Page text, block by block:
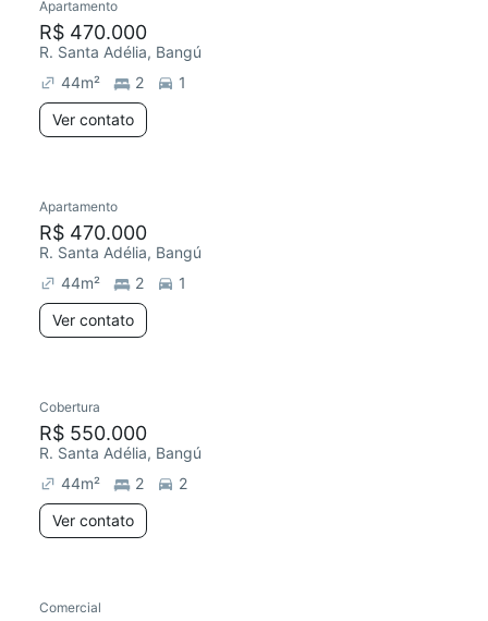
Apartamento
R$ 470.000
R. Santa Adélia, Bangú
44m² 2
1
Ver contato
Apartamento
R$ 470.000
R. Santa Adélia, Bangú
44m² 2
1
Ver contato
Cobertura
R$ 550.000
R. Santa Adélia, Bangú
44m² 2
2
Ver contato
Comercial